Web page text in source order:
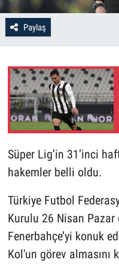
Paylaş
Süper Lig’in 31’inci
hakemler belli oldu.
Türkiye Futbol
Kurulu 26 Nisan Pazar
Fenerbahçe’yi konuk
Kol'un görev almasını